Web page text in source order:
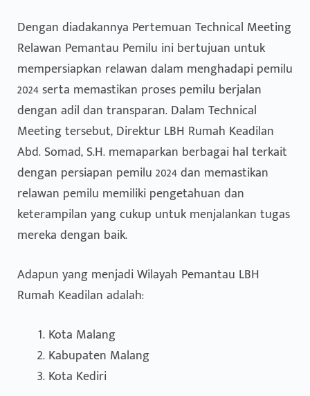
Dengan diadakannya Pertemuan Technical Meeting
Relawan Pemantau Pemilu ini bertujuan untuk
mempersiapkan relawan dalam menghadapi pemilu
2024 serta memastikan proses pemilu berjalan
dengan adil dan transparan. Dalam Technical
Meeting tersebut, Direktur LBH Rumah Keadilan
Abd. Somad, S.H. memaparkan berbagai hal terkait
dengan persiapan pemilu 2024 dan memastikan
relawan pemilu memiliki pengetahuan dan
keterampilan yang cukup untuk menjalankan tugas
mereka dengan baik.
Adapun yang menjadi Wilayah Pemantau LBH
Rumah Keadilan adalah:
Kota Malang
Kabupaten Malang
Kota Kediri